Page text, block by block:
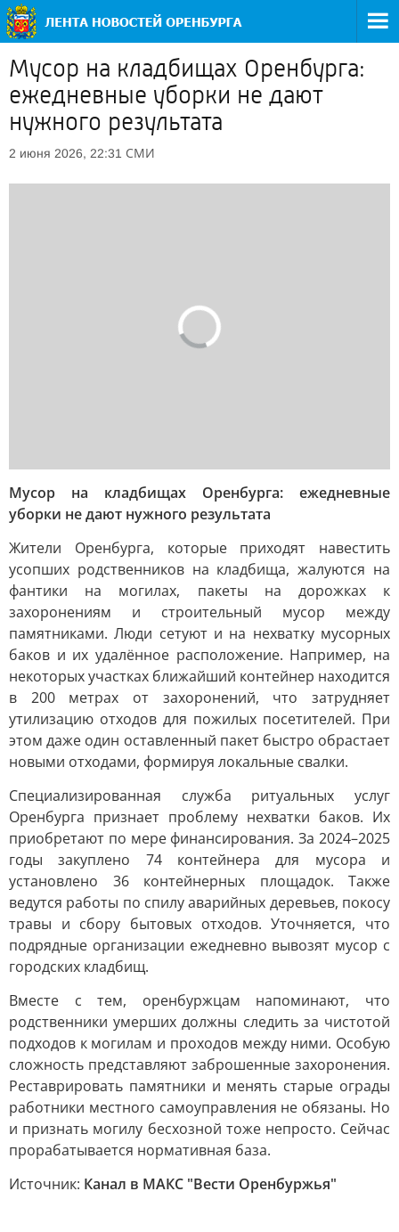
Мусор на кладбищах Оренбурга:
ежедневные уборки не дают
нужного результата
2 июня 2026, 22:31 СМИ
Мусор на кладбищах Оренбурга: ежедневные
уборки не дают нужного результата
Жители Оренбурга, которые приходят навестить
усопших родственников на кладбища, жалуются на
фантики на могилах, пакеты на дорожках к
захоронениям и строительный мусор между
памятниками. Люди сетуют и на нехватку мусорных
баков и их удалённое расположение. Например, на
некоторых участках ближайший контейнер находится
в 200 метрах от захоронений, что затрудняет
утилизацию отходов для пожилых посетителей. При
этом даже один оставленный пакет быстро обрастает
новыми отходами, формируя локальные свалки.
Специализированная служба ритуальных услуг
Оренбурга признает проблему нехватки баков. Их
приобретают по мере финансирования. За 2024–2025
годы закуплено 74 контейнера для мусора и
установлено 36 контейнерных площадок. Также
ведутся работы по спилу аварийных деревьев, покосу
травы и сбору бытовых отходов. Уточняется, что
подрядные организации ежедневно вывозят мусор с
городских кладбищ.
Вместе с тем, оренбуржцам напоминают, что
родственники умерших должны следить за чистотой
подходов к могилам и проходов между ними. Особую
сложность представляют заброшенные захоронения.
Реставрировать памятники и менять старые ограды
работники местного самоуправления не обязаны. Но
и признать могилу бесхозной тоже непросто. Сейчас
прорабатывается нормативная база.
Источник: Канал в МАКС "Вести Оренбуржья"